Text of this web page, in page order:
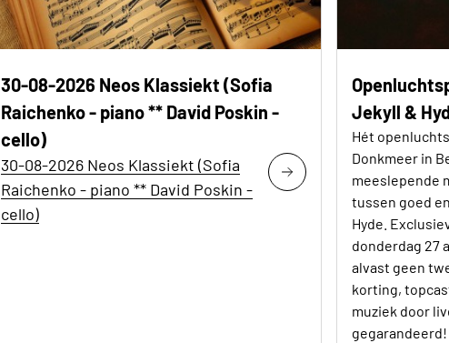
30-08-2026 Neos Klassiekt (Sofia
Raichenko - piano ** David Poskin -
cello)
30-08-2026 Neos Klassiekt (Sofia
Raichenko - piano ** David Poskin -
cello)
Jekyll &
Hét
Donkmeer in
meeslepende
tussen goed
Hyde.
donderdag 27
alvast geen
korting,
muziek door
gegarandeerd!